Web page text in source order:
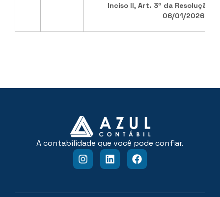
Inciso II, Art. 3º da Resolução
06/01/2026.
A contabilidade que você pode confiar.